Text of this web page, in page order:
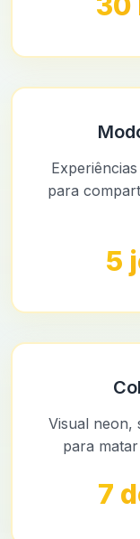
para
5
Visual neon,
para
7